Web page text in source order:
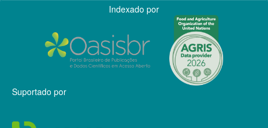
Indexado por
Suportado por